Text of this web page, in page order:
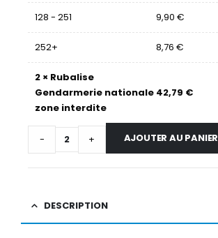
128 - 251 9,90 €
252+ 8,76 €
2 × Rubalise
Gendarmerie nationale
zone interdite
42,79 €
- + AJOUTER AU PANIER
DESCRIPTION